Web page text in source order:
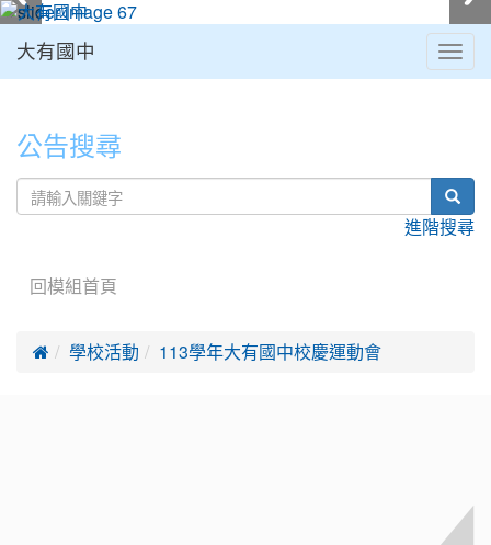
大有國中
公告搜尋
進階搜尋
回模組首頁
 學校活動 113學年大有國中校慶運動會